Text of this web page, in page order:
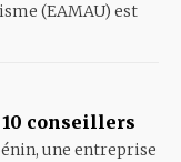
(EAMAU) est
conseillers
une entreprise